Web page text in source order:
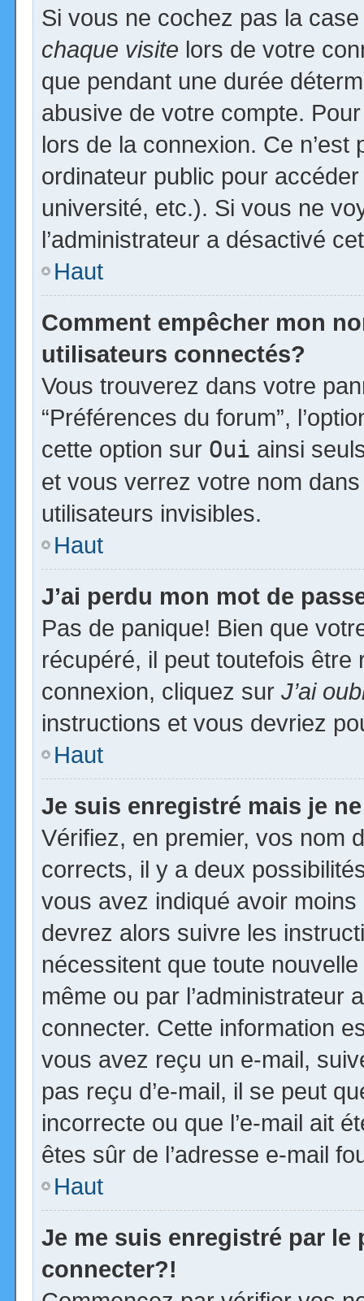
Si vous ne cochez pas la
chaque visite lors de votre
que pendant une durée
abusive de votre compte.
lors de la connexion. Ce
ordinateur public pour
université, etc.). Si vous ne
l’administrateur a désactivé
Haut
Comment empêcher mon
utilisateurs connectés?
Vous trouverez dans votre
“Préférences du forum”,
cette option sur Oui ainsi
et vous verrez votre nom
utilisateurs invisibles.
Haut
J’ai perdu mon mot de
Pas de panique! Bien que
récupéré, il peut toutefois
connexion, cliquez sur J’ai
instructions et vous devriez
Haut
Je suis enregistré mais je
Vérifiez, en premier, vos nom
corrects, il y a deux
vous avez indiqué avoir
devrez alors suivre les
nécessitent que toute
même ou par l’administrateur
connecter. Cette information
vous avez reçu un e-mail,
pas reçu d’e-mail, il se peut
incorrecte ou que l’e-mail ait
êtes sûr de l’adresse e-mail
Haut
Je me suis enregistré par le
connecter?!